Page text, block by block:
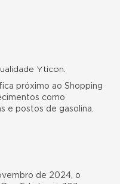
Yticon.
próximo ao Shopping
como
e postos de gasolina.
de 2024, o